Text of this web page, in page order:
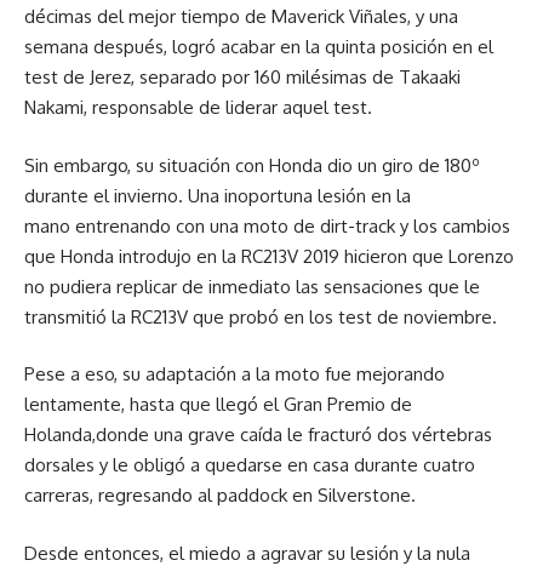
décimas del mejor tiempo de Maverick Viñales, y una
semana después, logró acabar en la quinta posición en el
test de Jerez, separado por 160 milésimas de Takaaki
Nakami, responsable de liderar aquel test.
Sin embargo, su situación con Honda dio un giro de 180º
durante el invierno. Una inoportuna lesión en la
mano entrenando con una moto de dirt-track y los cambios
que Honda introdujo en la RC213V 2019 hicieron que Lorenzo
no pudiera replicar de inmediato las sensaciones que le
transmitió la RC213V que probó en los test de noviembre.
Pese a eso, su adaptación a la moto fue mejorando
lentamente, hasta que llegó el Gran Premio de
Holanda,donde una grave caída le fracturó dos vértebras
dorsales y le obligó a quedarse en casa durante cuatro
carreras, regresando al paddock en Silverstone.
Desde entonces, el miedo a agravar su lesión y la nula